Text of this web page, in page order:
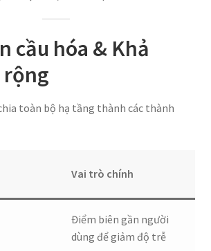
cầu hóa & Khả
rộng
toàn bộ hạ tầng thành các thành
Vai trò chính
Điểm biên gần người
dùng để giảm độ trễ